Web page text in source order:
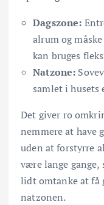
Dagszone:
alrum og
kan bruges
Natzone:
samlet i husets
Det giver ro
nemmere at have
uden at forstyrre
være lange
lidt omtanke at få
natzonen.